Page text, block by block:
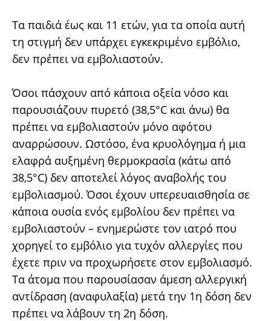
Τα παιδιά έως και 11 ετών, για τα οποία αυτή
τη στιγμή δεν υπάρχει εγκεκριμένο εμβόλιο,
δεν πρέπει να εμβολιαστούν.
Όσοι πάσχουν από κάποια οξεία νόσο και
παρουσιάζουν πυρετό (38,5°C και άνω) θα
πρέπει να εμβολιαστούν μόνο αφότου
αναρρώσουν. Ωστόσο, ένα κρυολόγημα ή μια
ελαφρά αυξημένη θερμοκρασία (κάτω από
38,5°C) δεν αποτελεί λόγος αναβολής του
εμβολιασμού. Όσοι έχουν υπερευαισθησία σε
κάποια ουσία ενός εμβολίου δεν πρέπει να
εμβολιαστούν – ενημερώστε τον ιατρό που
χορηγεί το εμβόλιο για τυχόν αλλεργίες που
έχετε πριν να προχωρήσετε στον εμβολιασμό.
Τα άτομα που παρουσίασαν άμεση αλλεργική
αντίδραση (αναφυλαξία) μετά την 1η δόση δεν
πρέπει να λάβουν τη 2η δόση.